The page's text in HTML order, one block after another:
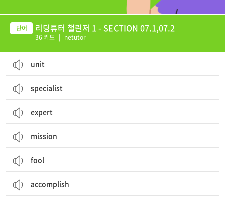
리딩튜터 챌린저 1 - SECTION 07.1,07.2
36 카드 | netutor
unit
specialist
expert
mission
fool
accomplish